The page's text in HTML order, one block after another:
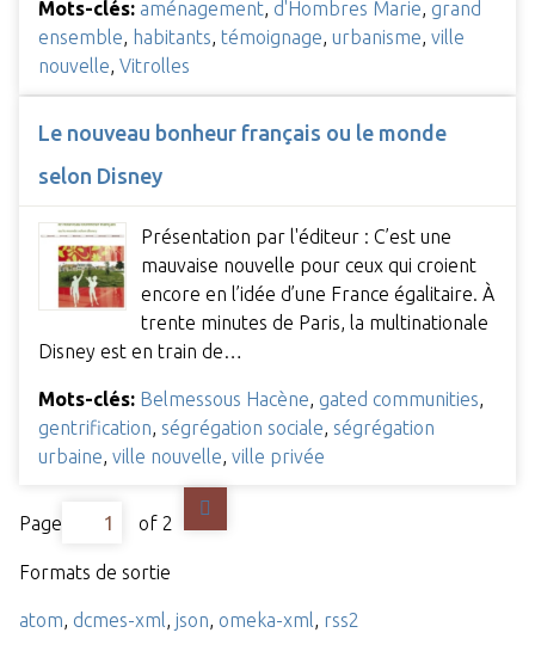
Mots-clés: aménagement, d'Hombres Marie, grand
ensemble, habitants, témoignage, urbanisme, ville
nouvelle, Vitrolles
Le nouveau bonheur français ou le monde
selon Disney
Présentation par l'éditeur : C’est une
mauvaise nouvelle pour ceux qui croient
encore en l’idée d’une France égalitaire. À
trente minutes de Paris, la multinationale
Disney est en train de…
Mots-clés: Belmessous Hacène, gated communities,
gentrification, ségrégation sociale, ségrégation
urbaine, ville nouvelle, ville privée
Page of 2
Formats de sortie
atom, dcmes-xml, json, omeka-xml, rss2